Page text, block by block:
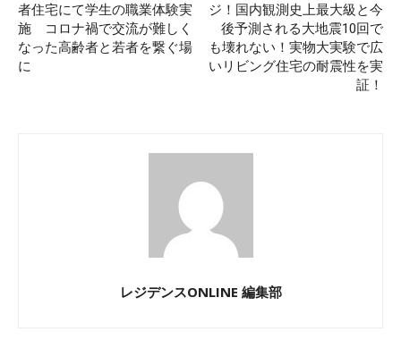
者住宅にて学生の職業体験実
施 コロナ禍で交流が難しく
なった高齢者と若者を繋ぐ場
に
ジ！国内観測史上最大級と今
後予測される大地震10回で
も壊れない！実物大実験で広
いリビング住宅の耐震性を実
証！
レジデンスONLINE 編集部